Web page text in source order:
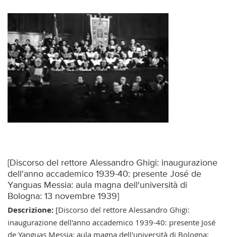
[Discorso del rettore Alessandro Ghigi: inaugurazione
dell'anno accademico 1939-40: presente José de
Yanguas Messia: aula magna dell'università di
Bologna: 13 novembre 1939]
Descrizione:[Discorso del rettore Alessandro Ghigi:
inaugurazione dell'anno accademico 1939-40: presente José
de Yanguas Messia: aula magna dell'università di Bologna: